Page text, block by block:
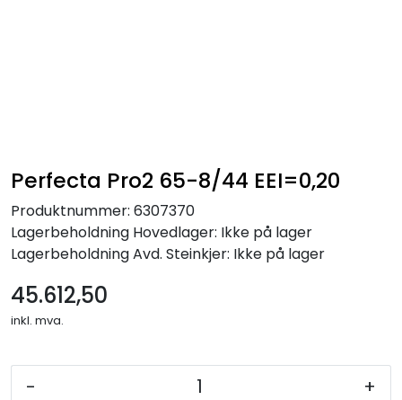
Perfecta Pro2 65-8/44 EEI=0,20
Produktnummer: 6307370
Lagerbeholdning Hovedlager: Ikke på lager
LagerbeholdningAvd. Steinkjer: Ikke på lager
45.612,50
inkl. mva.
- +
Kontakt Oss
Søk om proffkundekonto
Outlet
Be om tilbud